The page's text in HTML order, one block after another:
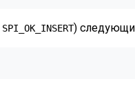
SPI_OK_INSERT)